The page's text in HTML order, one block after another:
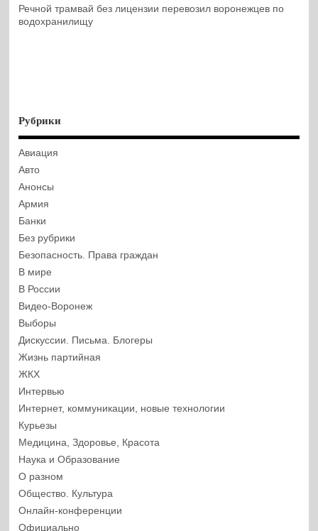
Речной трамвай без лицензии перевозил воронежцев по
водохранилищу
Рубрики
Авиация
Авто
Анонсы
Армия
Банки
Без рубрики
Безопасность. Права граждан
В мире
В России
Видео-Воронеж
Выборы
Дискуссии. Письма. Блогеры
Жизнь партийная
ЖКХ
Интервью
Интернет, коммуникации, новые технологии
Курьезы
Медицина, Здоровье, Красота
Наука и Образование
О разном
Общество. Культура
Онлайн-конференции
Официально